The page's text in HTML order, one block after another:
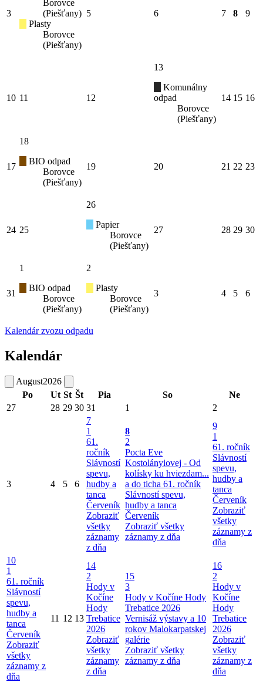
3
Borovce
(Piešťany)
Plasty
Borovce
(Piešťany)
5 6 7 8 9
10 11 12
13
Komunálny
odpad
Borovce
(Piešťany)
14 15 16
17
18
BIO odpad
Borovce
(Piešťany)
19 20 21 22 23
24 25
26
Papier
Borovce
(Piešťany)
27 28 29 30
31
1
BIO odpad
Borovce
(Piešťany)
2
Plasty
Borovce
(Piešťany)
3 4 5 6
Kalendár zvozu odpadu
Kalendár
August2026
Po
Ut St Št Pia So
Ne
27
28 29 30 31 1 2
3 4 5 6
7
1
61.
ročník
Slávností
spevu,
hudby a
tanca
Červeník
Zobraziť
všetky
záznamy
z dňa
8
2
Pocta Eve
Kostolányiovej - Od
kolísky ku hviezdam...
a do ticha 61. ročník
Slávností spevu,
hudby a tanca
Červeník
Zobraziť všetky
záznamy z dňa
9
1
61. ročník
Slávností
spevu,
hudby a
tanca
Červeník
Zobraziť
všetky
záznamy z
dňa
10
1
61. ročník
Slávností
spevu,
hudby a
tanca
Červeník
Zobraziť
všetky
záznamy z
dňa
11 12 13
14
2
Hody v
Kočíne
Hody
Trebatice
2026
Zobraziť
všetky
záznamy
z dňa
15
3
Hody v Kočíne Hody
Trebatice 2026
Vernisáž výstavy a 10
rokov Malokarpatskej
galérie
Zobraziť všetky
záznamy z dňa
16
2
Hody v
Kočíne
Hody
Trebatice
2026
Zobraziť
všetky
záznamy z
dňa